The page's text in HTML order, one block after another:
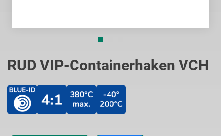
RUD VIP-Containerhaken VCH
Anfang
der
springen